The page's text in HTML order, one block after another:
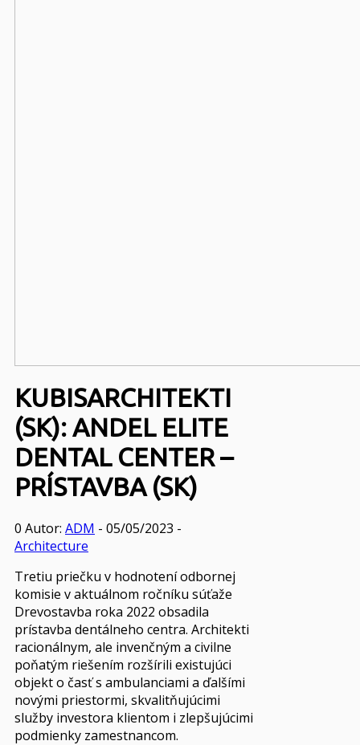
KUBISARCHITEKTI
(SK): ANDEL ELITE
DENTAL CENTER –
PRÍSTAVBA (SK)
0 Autor: ADM - 05/05/2023 -
Architecture
Tretiu priečku v hodnotení odbornej
komisie v aktuálnom ročníku súťaže
Drevostavba roka 2022 obsadila
prístavba dentálneho centra. Architekti
racionálnym, ale invenčným a civilne
poňatým riešením rozšírili existujúci
objekt o časť s ambulanciami a ďalšími
novými priestormi, skvalitňujúcimi
služby investora klientom i zlepšujúcimi
podmienky zamestnancom.